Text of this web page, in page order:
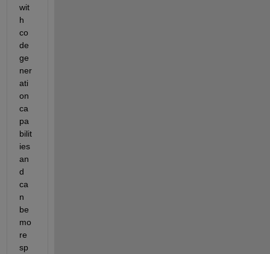
wit
h
co
de
ge
ner
ati
on
ca
pa
bilit
ies
an
d
ca
n
be
mo
re
sp